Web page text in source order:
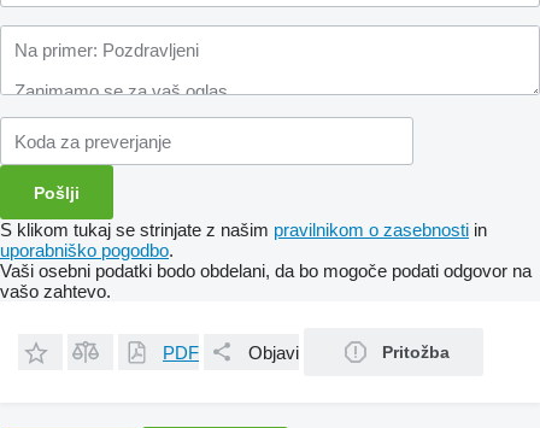
S klikom tukaj se strinjate z našim pravilnikom o zasebnosti in
uporabniško pogodbo.
Vaši osebni podatki bodo obdelani, da bo mogoče podati odgovor na
vašo zahtevo.
PDF Objavi Pritožba